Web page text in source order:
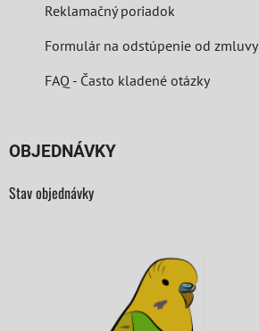
Reklamačný poriadok
Formulár na odstúpenie od zmluvy
FAQ - Často kladené otázky
OBJEDNÁVKY
Stav objednávky